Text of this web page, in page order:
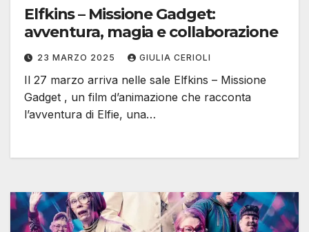
Elfkins – Missione Gadget:
avventura, magia e collaborazione
23 MARZO 2025 GIULIA CERIOLI
Il 27 marzo arriva nelle sale Elfkins – Missione
Gadget , un film d’animazione che racconta
l’avventura di Elfie, una…